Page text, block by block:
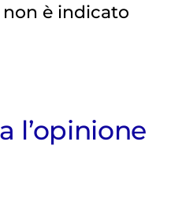
è indicato
l’opinione